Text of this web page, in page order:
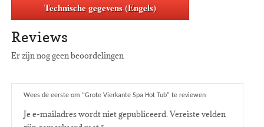
Technische gegevens (Engels)
Reviews
Er zijn nog geen beoordelingen
Wees de eerste om “Grote Vierkante Spa Hot Tub” te reviewen
Je e-mailadres wordt niet gepubliceerd. Vereiste velden